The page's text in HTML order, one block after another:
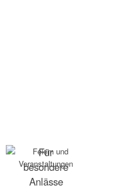
Für
besondere
Anlässe